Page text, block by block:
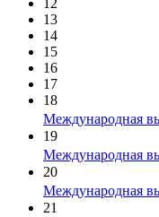
13
14
15
16
17
18
Международная
19
Международная
20
Международная
21